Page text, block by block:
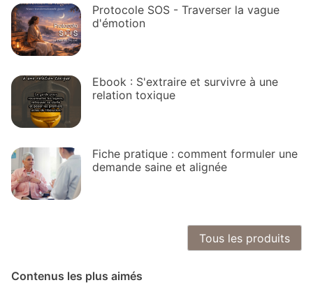
Protocole SOS - Traverser la vague
d'émotion
Ebook : S'extraire et survivre à une
relation toxique
Fiche pratique : comment formuler une
demande saine et alignée
Tous les produits
Contenus les plus aimés